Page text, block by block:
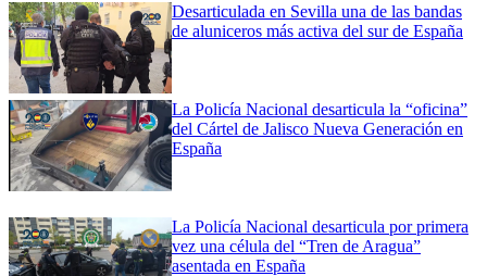
Desarticulada en Sevilla una de las bandas
de aluniceros más activa del sur de España
La Policía Nacional desarticula la “oficina”
del Cártel de Jalisco Nueva Generación en
España
La Policía Nacional desarticula por primera
vez una célula del “Tren de Aragua”
asentada en España